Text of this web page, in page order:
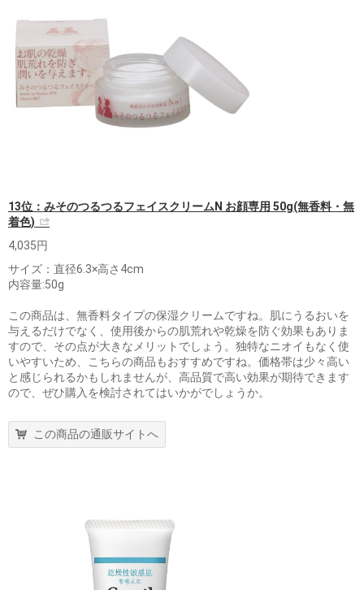
13位：みそのつるつるフェイスクリームN お顔専用 50g(無香料・無
着色)
4,035円
サイズ：直径6.3×高さ4cm
内容量:50g
この商品は、無香料タイプの保湿クリームですね。肌にうるおいを
与えるだけでなく、使用後からの肌荒れや乾燥を防ぐ効果もありま
すので、その点が大きなメリットでしょう。独特なニオイもなく使
いやすいため、こちらの商品もおすすめですね。価格帯は少々高い
と感じられるかもしれませんが、高品質で高い効果が期待できます
ので、ぜひ購入を検討されてはいかがでしょうか。
この商品の通販サイトへ